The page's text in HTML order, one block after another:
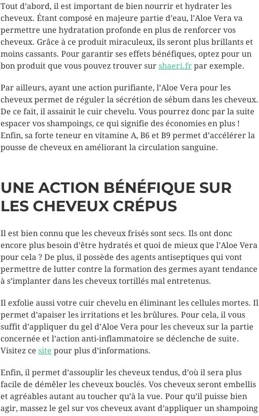
Tout d’abord, il est important de bien nourrir et hydrater les
cheveux. Étant composé en majeure partie d’eau, l’Aloe Vera va
permettre une hydratation profonde en plus de renforcer vos
cheveux. Grâce à ce produit miraculeux, ils seront plus brillants et
moins cassants. Pour garantir ses effets bénéfiques, optez pour un
bon produit que vous pouvez trouver sur shaeri.fr par exemple.
Par ailleurs, ayant une action purifiante, l’Aloe Vera pour les
cheveux permet de réguler la sécrétion de sébum dans les cheveux.
De ce fait, il assainit le cuir chevelu. Vous pourrez donc par la suite
espacer vos shampoings, ce qui signifie des économies en plus !
Enfin, sa forte teneur en vitamine A, B6 et B9 permet d’accélérer la
pousse de cheveux en améliorant la circulation sanguine.
UNE ACTION BÉNÉFIQUE SUR
LES CHEVEUX CRÉPUS
Il est bien connu que les cheveux frisés sont secs. Ils ont donc
encore plus besoin d’être hydratés et quoi de mieux que l’Aloe Vera
pour cela ? De plus, il possède des agents antiseptiques qui vont
permettre de lutter contre la formation des germes ayant tendance
à s’implanter dans les cheveux tortillés mal entretenus.
Il exfolie aussi votre cuir chevelu en éliminant les cellules mortes. Il
permet d’apaiser les irritations et les brûlures. Pour cela, il vous
suffit d’appliquer du gel d’Aloe Vera pour les cheveux sur la partie
concernée et l’action anti-inflammatoire se déclenche de suite.
Visitez ce site pour plus d’informations.
Enfin, il permet d’assouplir les cheveux tendus, d’où il sera plus
facile de démêler les cheveux bouclés. Vos cheveux seront embellis
et agréables autant au toucher qu’à la vue. Pour qu’il puisse bien
agir, massez le gel sur vos cheveux avant d’appliquer un shampoing